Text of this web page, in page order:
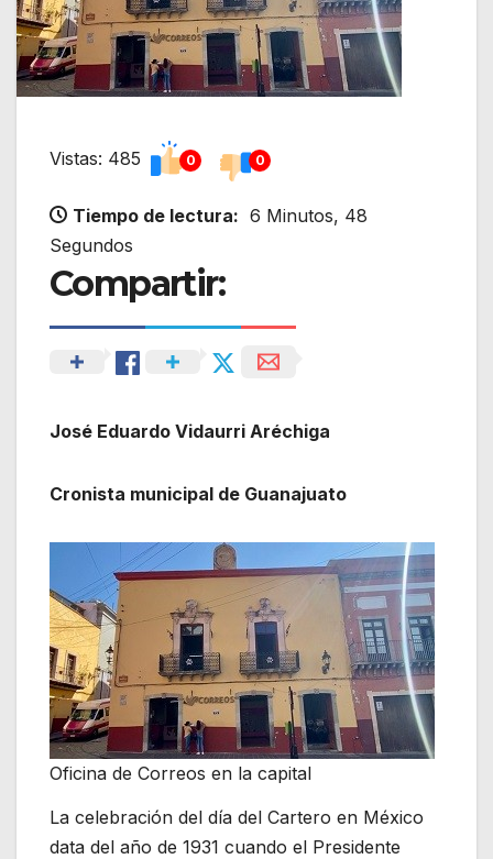
Vistas: 485 0 0
Tiempo de lectura: 6 Minutos, 48
Segundos
Compartir:
José Eduardo Vidaurri Aréchiga
Cronista municipal de Guanajuato
Oficina de Correos en la capital
La celebración del día del Cartero en México
data del año de 1931 cuando el Presidente